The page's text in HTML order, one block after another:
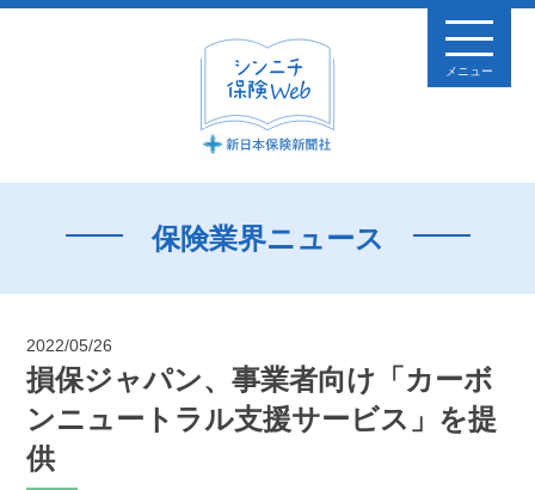
メニュー
保険業界ニュース
2022/05/26
損保ジャパン、事業者向け「カーボ
ンニュートラル支援サービス」を提
供